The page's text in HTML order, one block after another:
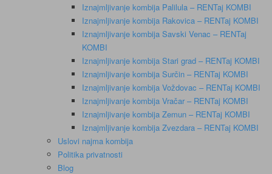
Iznajmljivanje kombija Palilula – RENTaj KOMBI
Iznajmljivanje kombija Rakovica – RENTaj KOMBI
Iznajmljivanje kombija Savski Venac – RENTaj
KOMBI
Iznajmljivanje kombija Stari grad – RENTaj KOMBI
Iznajmljivanje kombija Surčin – RENTaj KOMBI
Iznajmljivanje kombija Voždovac – RENTaj KOMBI
Iznajmljivanje kombija Vračar – RENTaj KOMBI
Iznajmljivanje kombija Zemun – RENTaj KOMBI
Iznajmljivanje kombija Zvezdara – RENTaj KOMBI
Uslovi najma kombija
Politika privatnosti
Blog